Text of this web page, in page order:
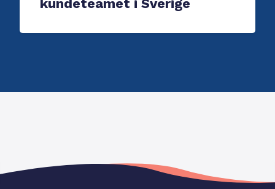
kundeteamet i Sverige